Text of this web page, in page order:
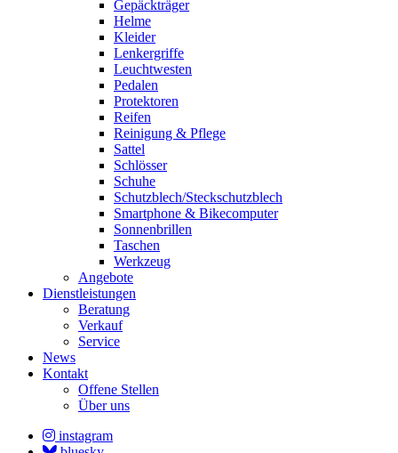
Gepäckträger
Helme
Kleider
Lenkergriffe
Leuchtwesten
Pedalen
Protektoren
Reifen
Reinigung & Pflege
Sattel
Schlösser
Schuhe
Schutzblech/Steckschutzblech
Smartphone & Bikecomputer
Sonnenbrillen
Taschen
Werkzeug
Angebote
Dienstleistungen
Beratung
Verkauf
Service
News
Kontakt
Offene Stellen
Über uns
instagram